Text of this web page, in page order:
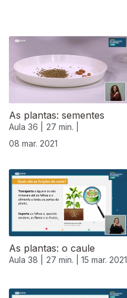
As plantas: sementes
Aula 36 |
27 min. |
08 mar. 2021
As plantas: o caule
Aula 38 | 27 min. | 15 mar. 2021